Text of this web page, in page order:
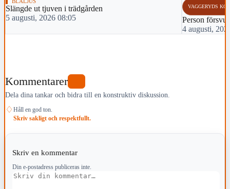
Slängde ut tjuven i trädgården
5 augusti, 2026 08:05
VAGGERYDS
Person
4 augusti,
Kommentarer
Dela dina tankar och bidra till en konstruktiv diskussion.
♢ Håll en god ton.
Skriv sakligt och respektfullt.
Skriv en kommentar
Din e-postadress publiceras inte.
Kommentar